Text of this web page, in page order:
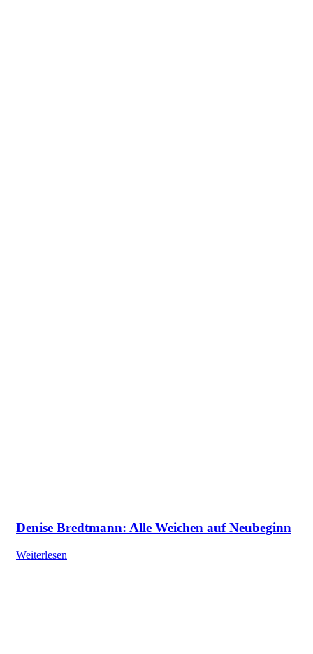
Denise Bredtmann: Alle Weichen auf Neubeginn
Weiterlesen